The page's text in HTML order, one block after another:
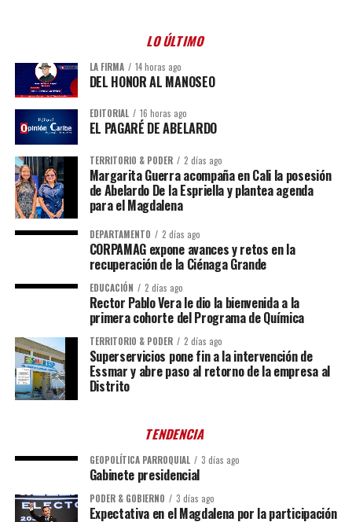
LO ÚLTIMO
LA FIRMA 14 horas ago
DEL HONOR AL MANOSEO
EDITORIAL 16 horas ago
EL PAGARÉ DE ABELARDO
TERRITORIO & PODER 2 días ago
Margarita Guerra acompaña en Cali la posesión
de Abelardo De la Espriella y plantea agenda
para el Magdalena
DEPARTAMENTO 2 días ago
CORPAMAG expone avances y retos en la
recuperación de la Ciénaga Grande
EDUCACIÓN 2 días ago
Rector Pablo Vera le dio la bienvenida a la
primera cohorte del Programa de Química
TERRITORIO & PODER 2 días ago
Superservicios pone fin a la intervención de
Essmar y abre paso al retorno de la empresa al
Distrito
TENDENCIA
GEOPOLÍTICA PARROQUIAL 3 días ago
Gabinete presidencial
PODER & GOBIERNO 3 días ago
Expectativa en el Magdalena por la participación